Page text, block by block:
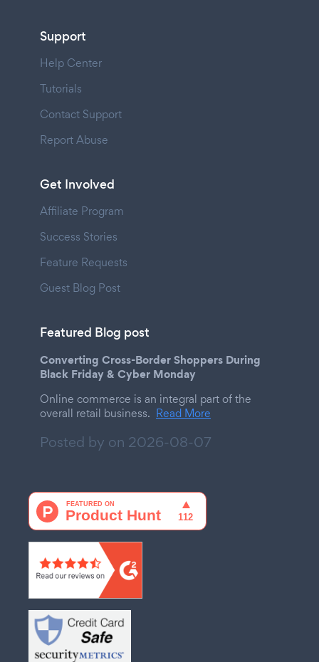
Support
Help Center
Tutorials
Contact Support
Report Abuse
Get Involved
Affiliate Program
Success Stories
Feature Requests
Guest Blog Post
Featured Blog post
Converting Cross-Border Shoppers During
Black Friday & Cyber Monday
Online commerce is an integral part of the
overall retail business. Read More
Posted by on 2026-08-07